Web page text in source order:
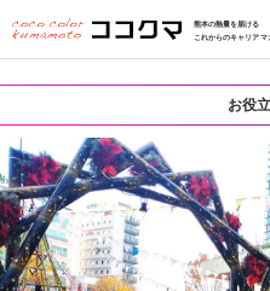
熊本の熱量を届ける
これからのキャリアマ
お役